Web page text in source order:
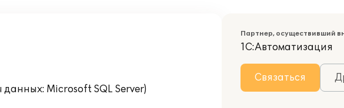
Microsoft SQL Server)
Партнер, осуществивший
1С:Автоматизация
Связаться